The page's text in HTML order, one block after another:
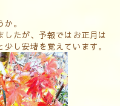
。
たが、予報ではお正月は
し安堵を覚えています。